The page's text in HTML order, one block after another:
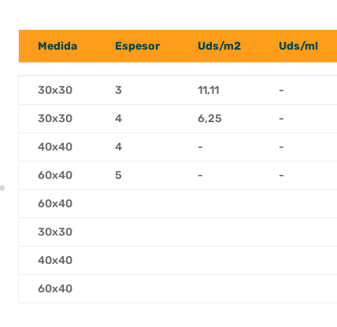
Medida Espesor Uds/m2 Uds/ml
Medida Espesor Uds/m2
30x30 3 11,11 -
30x30 4 6,25 -
40x40 4 - -
60x40 5 - -
60x40
30x30
40x40
60x40